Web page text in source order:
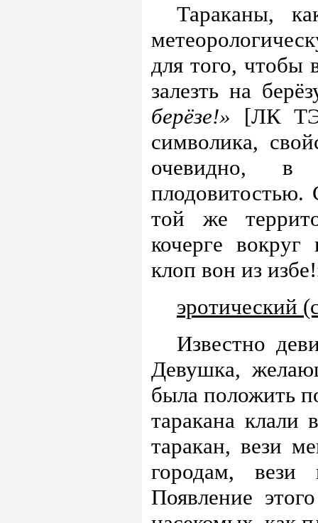
Тараканы,
для того, чтобы
залезть на
берёзе!» [ЛК
символика,
очевидно, в
плодовитостью.
той же
кочерге
клоп вон из
эротический
Известно
Девушка,
была положить
таракана клали
таракан, вези
городам,
Появление